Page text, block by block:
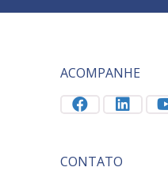
ACOMPANHE
CONTATO